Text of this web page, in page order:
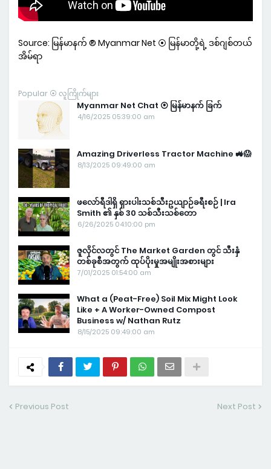
Source: မြန်မာနက် ® Myanmar Net ⦿ မြန်မာတို့ရဲ့ ဒစ်ဂျစ်တယ်
အိမ်ရာ
Popular ⦿ လူကြိုက်များ
Myanmar Net Chat ⦿ မြန်မာနက် ခြက်
4/16/2025 05:39:00 am
Amazing Driverless Tractor Machine 🚜😱
8/13/2025 09:49:00 am
ဖလော်ရီဒါရှိ ရှားပါးသစ်သီးဥယျာဉ်ခရီးစဉ် | Ira
Smith ၏ နှစ် 30 သစ်သီးသစ်တော
6/26/2025 04:10:00 pm
ဇူလိုင်လတွင် The Market Garden တွင် သီးနှံ
တစ်ခုစီအတွက် ထုပ်ပိုးမှုအမျိုးအစားများ
7/01/2025 01:54:00 am
What a (Peat-Free) Soil Mix Might Look
Like + A Worker-Owned Compost
Business w/ Nathan Rutz
8/15/2025 09:49:00 am
Previous Post Next Post